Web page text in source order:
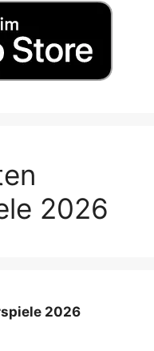
2026
2026